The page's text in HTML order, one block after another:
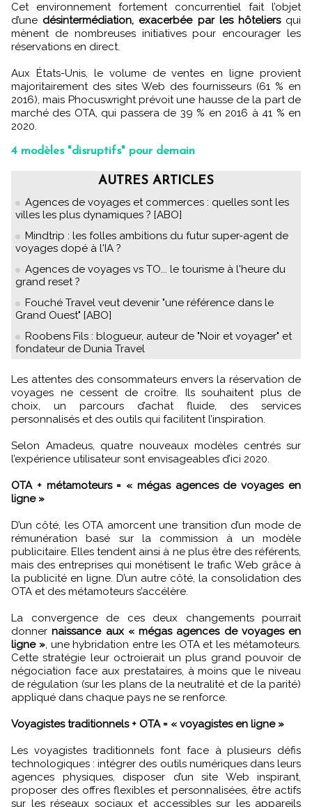
Cet environnement fortement concurrentiel fait l’objet
d’une désintermédiation, exacerbée par les hôteliersqui
mènent de nombreuses initiatives pour encourager les
réservations en direct.
Aux États-Unis, le volume de ventes en ligne provient
majoritairement des sites Web des fournisseurs (61 % en
2016), mais Phocuswright prévoit une hausse de la part de
marché des OTA, qui passera de 39 % en 2016 à 41 % en
2020.
4 modèles "disruptifs" pour demain
AUTRES ARTICLES
Agences de voyages et commerces : quelles sont les
villes les plus dynamiques ? [ABO]
Mindtrip : les folles ambitions du futur super-agent de
voyages dopé à l'IA ?
Agences de voyages vs TO... le tourisme à l'heure du
grand reset ?
Fouché Travel veut devenir "une référence dans le
Grand Ouest" [ABO]
Roobens Fils : blogueur, auteur de "Noir et voyager" et
fondateur de Dunia Travel
Les attentes des consommateurs envers la réservation de
voyages ne cessent de croître. Ils souhaitent plus de
choix, un parcours d’achat fluide, des services
personnalisés et des outils qui facilitent l’inspiration.
Selon Amadeus, quatre nouveaux modèles centrés sur
l’expérience utilisateur sont envisageables d’ici 2020.
OTA + métamoteurs = « mégas agences de voyages en
ligne »
D’un côté, les OTA amorcent une transition d’un mode de
rémunération basé sur la commission à un modèle
publicitaire. Elles tendent ainsi à ne plus être des référents,
mais des entreprises qui monétisent le trafic Web grâce à
la publicité en ligne. D’un autre côté, la consolidation des
OTA et des métamoteurs s’accélère.
La convergence de ces deux changements pourrait
donnernaissance aux « mégas agences de voyages en
ligne », une hybridation entre les OTA et les métamoteurs.
Cette stratégie leur octroierait un plus grand pouvoir de
négociation face aux prestataires, à moins que le niveau
de régulation (sur les plans de la neutralité et de la parité)
appliqué dans chaque pays ne se renforce.
Voyagistes traditionnels + OTA = « voyagistes en ligne »
Les voyagistes traditionnels font face à plusieurs défis
technologiques : intégrer des outils numériques dans leurs
agences physiques, disposer d’un site Web inspirant,
proposer des offres flexibles et personnalisées, être actifs
sur les réseaux sociaux et accessibles sur les appareils